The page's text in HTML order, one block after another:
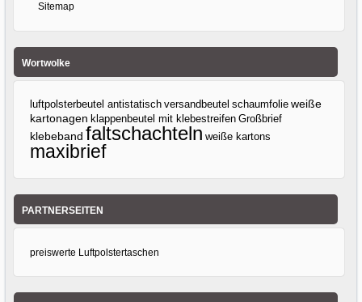
Sitemap
Wortwolke
luftpolsterbeutel antistatisch versandbeutel schaumfolie weiße
kartonagen klappenbeutel mit klebestreifen Großbrief
klebeband faltschachteln weiße kartons
maxibrief
PARTNERSEITEN
preiswerte Luftpolstertaschen